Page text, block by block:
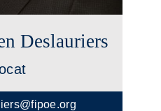
Deslauriers